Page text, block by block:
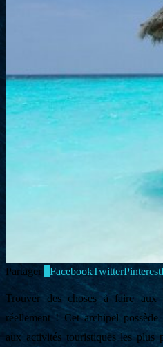
Partager FacebookTwitterPinterest
Trouver des choses à faire
réellement ! Cet archipel
aux activités touristiques les plus